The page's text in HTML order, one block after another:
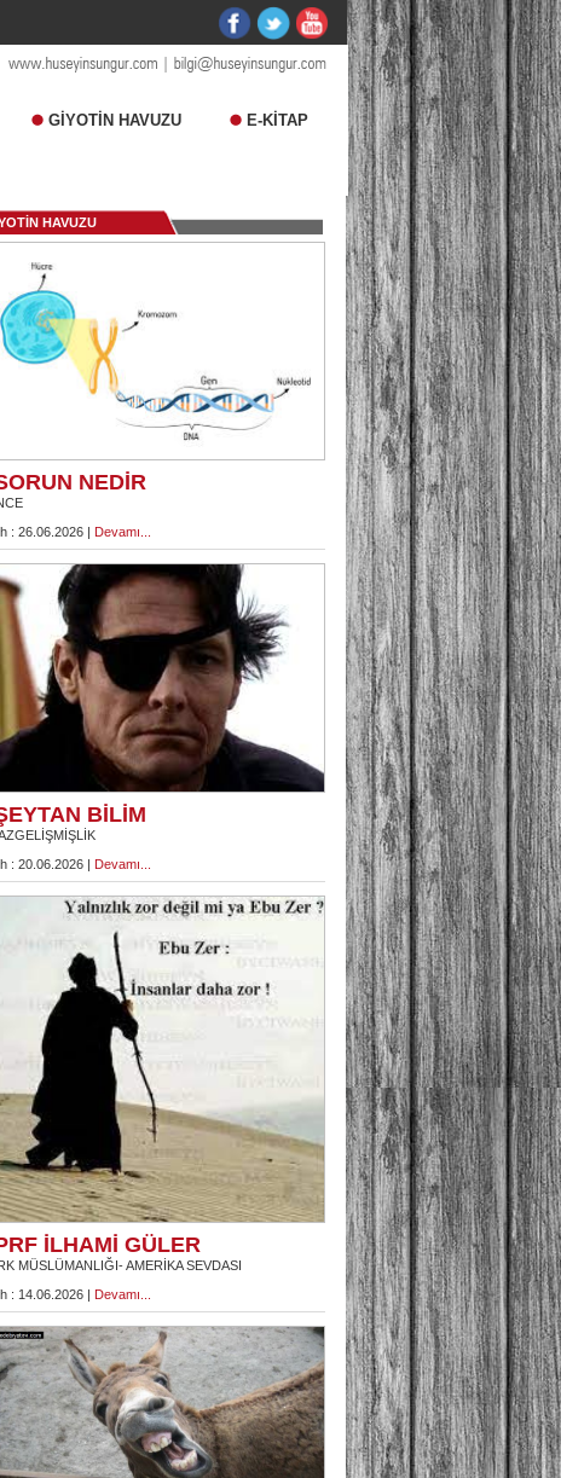
GİYOTİN HAVUZU E-KİTAP
HAVUZU
NEDİR
: 26.06.2026 | Devamı...
BİLİM
: 20.06.2026 | Devamı...
İLHAMİ GÜLER
MÜSLÜMANLIĞI- AMERİKA SEVDASI
: 14.06.2026 | Devamı...